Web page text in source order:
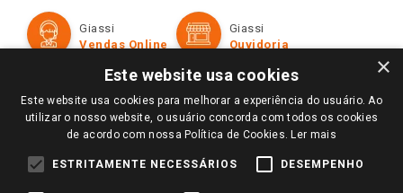
Televendas
Perguntas frequentes
Trabalhe Conosco
Identidade Visual
Formas de Pagamento
Políticas de entrega
Trocas e Devoluções
Giassi
Vendas Online
Giassi
Ouvidoria
Redes Sociais
×
Este website usa cookies
Este website usa cookies para melhorar a experiência do usuário. Ao
utilizar o nosso website, o usuário concorda com todos os cookies
de acordo com nossa Política de Cookies. Ler mais
ESTRITAMENTE NECESSÁRIOS DESEMPENHO